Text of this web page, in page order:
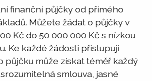
finanční půjčky od přímého
Můžete žádat o půjčky v
Kč do 50 000 000 Kč s nízkou
Ke každé žádosti přistupuji
půjčku může získat téměř každý
smlouva, jasné